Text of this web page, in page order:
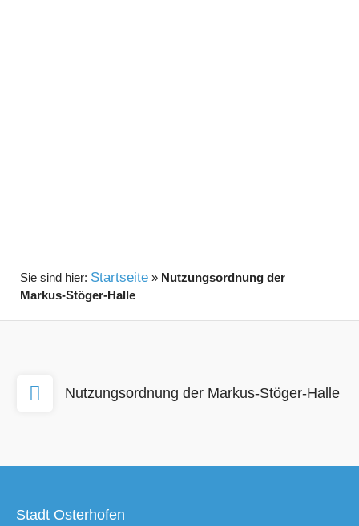
Startseite» Nutzungsordnung der
Markus-Stöger-Halle
Nutzungsordnung der Markus-Stöger-Halle
Stadt Osterhofen